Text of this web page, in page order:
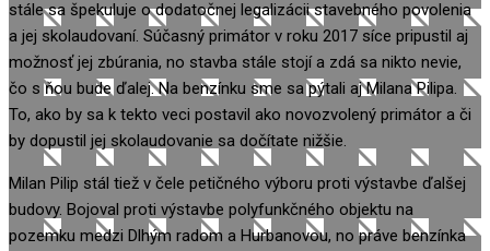
stále sa špekuluje o dodatočnej legalizácii stavebného povolenia
a jej skolaudovaní. Súčasný primátor v roku 2017 síce pripustil aj
možnosť jej zbúrania, no stavba stále stojí a zdá sa nikto nevie,
čo s ňou bude ďalej. Na benzínku sme sa pýtali aj Milana Pilipa.
To, ako by sa k tekto veci postavil ako novozvolený primátor a či
by dopustil jej skolaudovanie sa dočítate nižšie.
Milan Pilip stál tiež v čele petičného výboru proti výstavbe ďalšej
budovy. Bojoval proti výstavbe polyfunkčného objektu na
pozemku medzi Dlhým radom a Hurbanovou, no práve benzínka